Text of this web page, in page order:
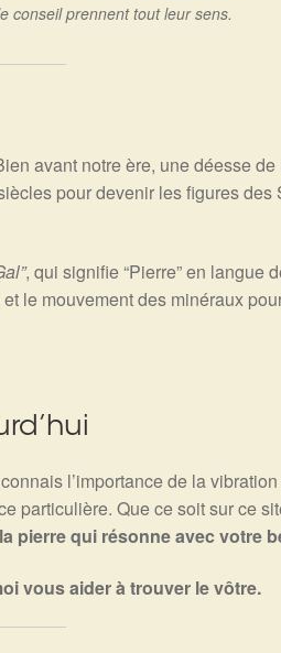
conseil prennent tout leur sens.
avant notre ère, une déesse
pour devenir les figures
, qui signifie “Pierre” en langue
le mouvement des minéraux
l’importance de la
particulière. Que ce soit sur ce
la pierre qui résonne avec votre
vous aider à trouver le vôtre.